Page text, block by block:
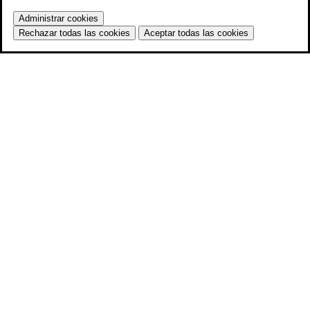
Administrar cookies
Rechazar todas las cookies
Aceptar todas las cookies